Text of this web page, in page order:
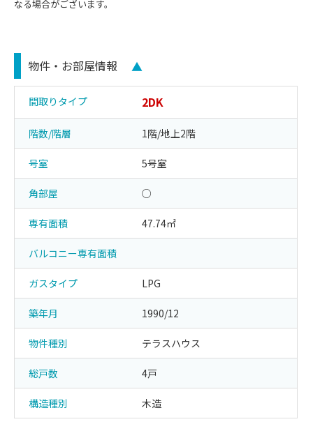
なる場合がございます。
物件・お部屋情報 ▲
間取りタイプ 2DK
階数/階層 1階/地上2階
号室 5号室
角部屋 ○
専有面積 47.74㎡
バルコニー専有面積
ガスタイプ LPG
築年月 1990/12
物件種別 テラスハウス
総戸数 4戸
構造種別 木造